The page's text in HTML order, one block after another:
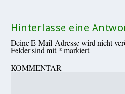
Hinterlasse eine
Deine E-Mail-Adresse wird nicht
Felder sind mit* markiert
KOMMENTAR